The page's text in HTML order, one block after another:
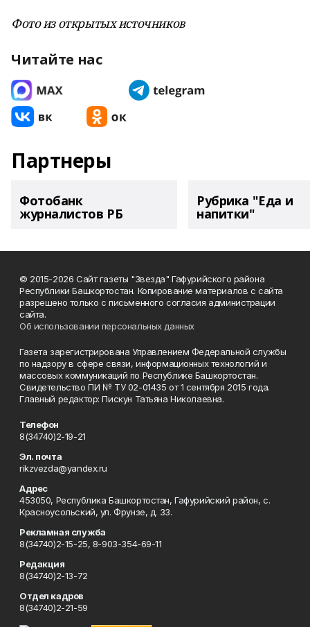
Фото из открытых источников
Читайте нас
Партнеры
Фотобанк
журналистов РБ
Рубрика "Еда и
напитки"
© 2015-2026 Сайт газеты "Звезда" Гафурийского района
Республики Башкортостан. Копирование материалов с сайта
разрешено только с письменного согласия администрации
сайта.
Об использовании персональных данных
Газета зарегистрирована Управлением Федеральной службы
по надзору в сфере связи, информационных технологий и
массовых коммуникаций по Республике Башкортостан.
Свидетельство ПИ № ТУ 02-01435 от 1 сентября 2015 года.
Главный редактор: Пискун Татьяна Николаевна.
Телефон
8(34740)2-19-21
Эл. почта
rikzvezda@yandex.ru
Адрес
453050, Республика Башкортостан, Гафурийский район, с.
Красноусольский, ул. Фрунзе, д. 33.
Рекламная служба
8(34740)2-15-25, 8-903-354-69-11
Редакция
8(34740)2-13-72
Отдел кадров
8(34740)2-21-59